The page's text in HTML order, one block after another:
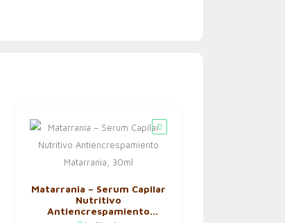
Matarrania – Serum Capilar
Nutritivo
Antiencrespamiento